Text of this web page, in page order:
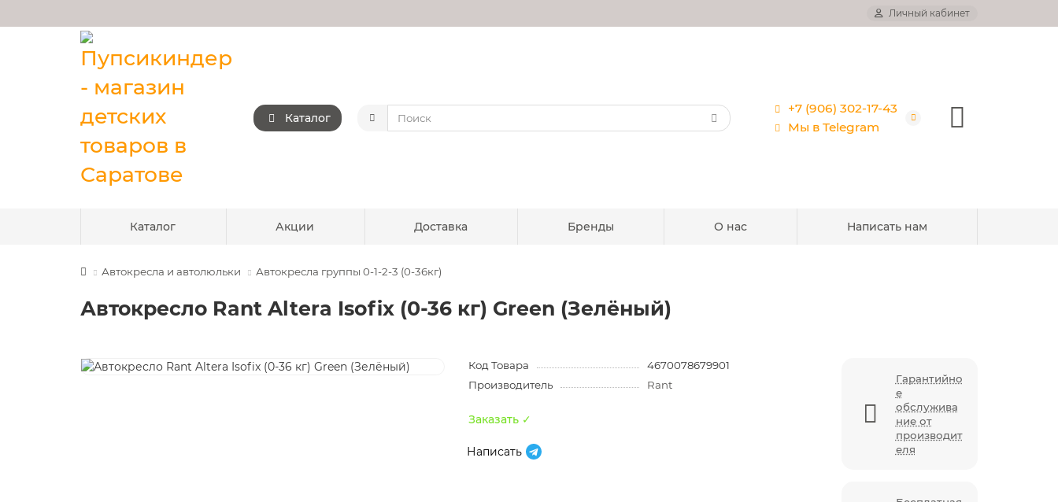
Личный кабинет
Каталог
+7 (906) 302-17-43
Мы в Telegram
Каталог Акции Доставка Бренды О нас Написать нам
Автокресла и автолюльки Автокресла группы 0-1-2-3 (0-36кг)
Автокресло Rant Altera Isofix (0-36 кг) Green (Зелёный)
Код Товара
4670078679901
Производитель
Rant
Заказать ✓
Написать
Гарантийно
е
обслужива
ние от
производит
еля